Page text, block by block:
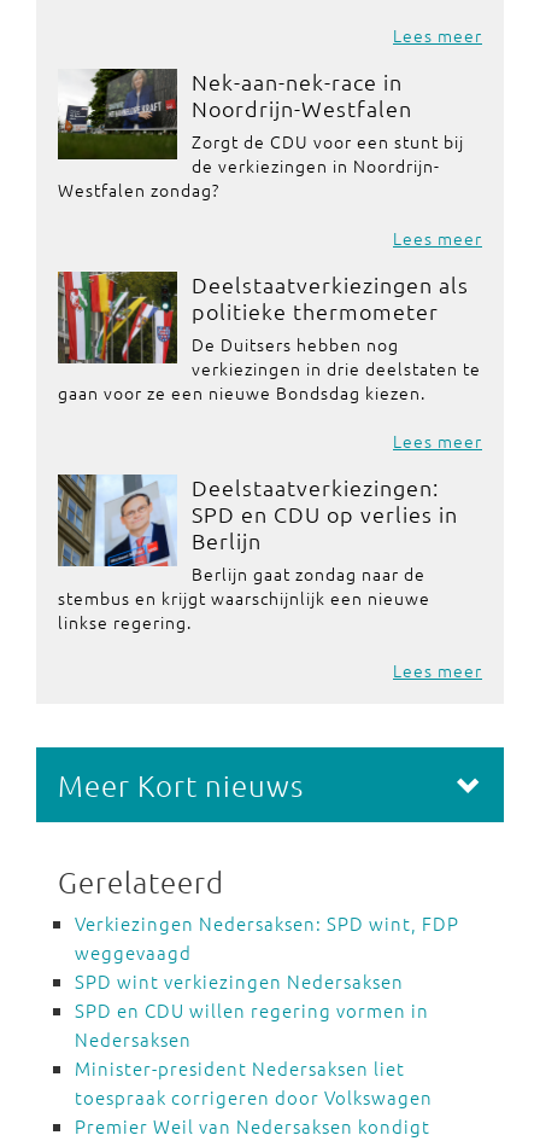
Lees meer
Nek-aan-nek-race in
Noordrijn-Westfalen
Zorgt de CDU voor een stunt bij
de verkiezingen in Noordrijn-
Westfalen zondag?
Lees meer
Deelstaatverkiezingen als
politieke thermometer
De Duitsers hebben nog
verkiezingen in drie deelstaten te
gaan voor ze een nieuwe Bondsdag kiezen.
Lees meer
Deelstaatverkiezingen:
SPD en CDU op verlies in
Berlijn
Berlijn gaat zondag naar de
stembus en krijgt waarschijnlijk een nieuwe
linkse regering.
Lees meer
Meer Kort nieuws
Gerelateerd
Verkiezingen Nedersaksen: SPD wint, FDP
weggevaagd
SPD wint verkiezingen Nedersaksen
SPD en CDU willen regering vormen in
Nedersaksen
Minister-president Nedersaksen liet
toespraak corrigeren door Volkswagen
Premier Weil van Nedersaksen kondigt